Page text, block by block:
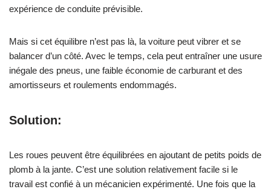
expérience de conduite prévisible.
Mais si cet équilibre n’est pas là, la voiture peut vibrer et se
balancer d’un côté. Avec le temps, cela peut entraîner une usure
inégale des pneus, une faible économie de carburant et des
amortisseurs et roulements endommagés.
Solution:
Les roues peuvent être équilibrées en ajoutant de petits poids de
plomb à la jante. C’est une solution relativement facile si le
travail est confié à un mécanicien expérimenté. Une fois que la